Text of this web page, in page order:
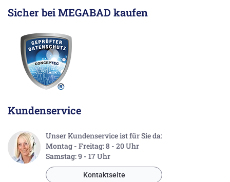
Sicher bei MEGABAD kaufen
Kundenservice
Unser Kundenservice ist für Sie da:
Montag - Freitag: 8 - 20 Uhr
Samstag: 9 - 17 Uhr
Kontaktseite